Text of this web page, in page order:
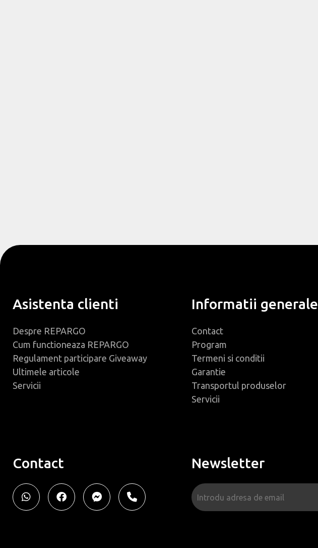
Asistenta clienti
Despre REPARGO
Cum functioneaza REPARGO
Regulament participare Giveaway
Ultimele articole
Servicii
Informatii generale
Contact
Program
Termeni si conditii
Garantie
Transportul produselor
Servicii
Contact Newsletter